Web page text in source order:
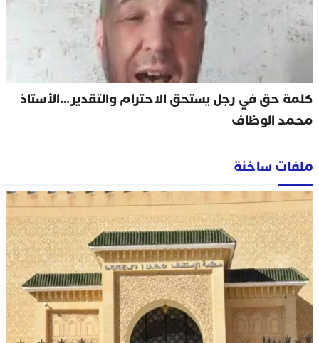
كلمة حق في رجل يستحق الاحترام والتقدير…الأستاذ
محمد الوظاف
ملفات ساخنة